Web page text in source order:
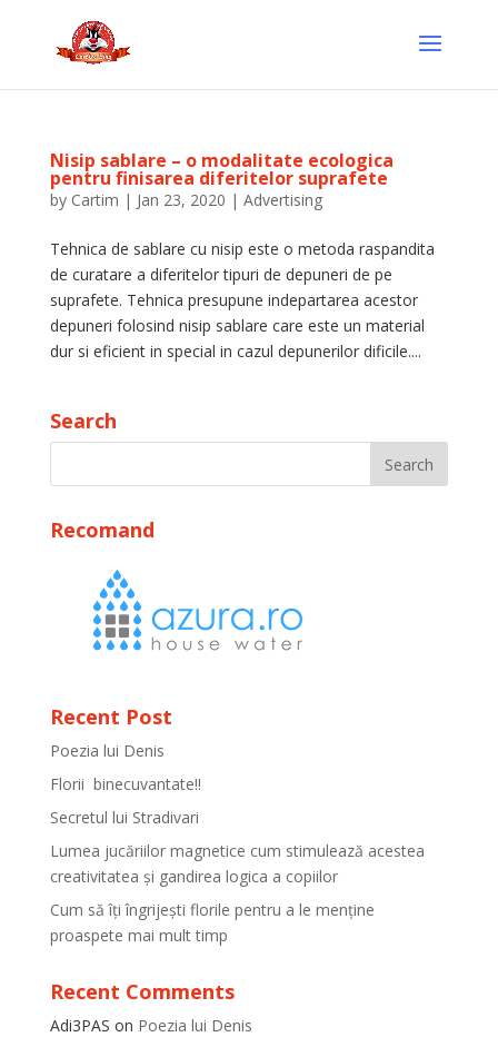
Nisip sablare – o modalitate ecologica
pentru finisarea diferitelor suprafete
by Cartim | Jan 23, 2020 | Advertising
Tehnica de sablare cu nisip este o metoda raspandita
de curatare a diferitelor tipuri de depuneri de pe
suprafete. Tehnica presupune indepartarea acestor
depuneri folosind nisip sablare care este un material
dur si eficient in special in cazul depunerilor dificile....
Search
Recomand
Recent Post
Poezia lui Denis
Florii binecuvantate!!
Secretul lui Stradivari
Lumea jucăriilor magnetice cum stimulează acestea
creativitatea și gandirea logica a copiilor
Cum să îți îngrijești florile pentru a le menține
proaspete mai mult timp
Recent Comments
Adi3PAS on Poezia lui Denis